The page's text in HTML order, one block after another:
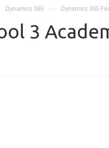
Dynamics 365 Dynamics 365
3